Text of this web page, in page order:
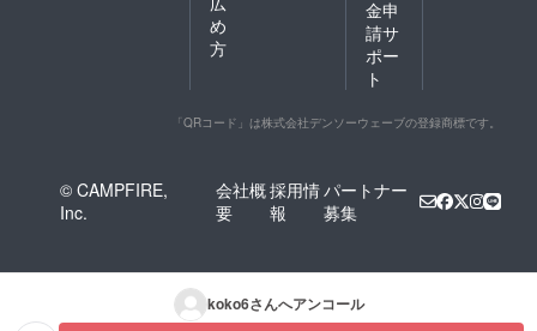
め
方
金申
請サ
ポー
ト
「QRコード」は株式会社デンソーウェーブの登録商標です。
© CAMPFIRE,
Inc.
会社概
要
採用情
報
パートナー
募集
koko6さんへアンコール